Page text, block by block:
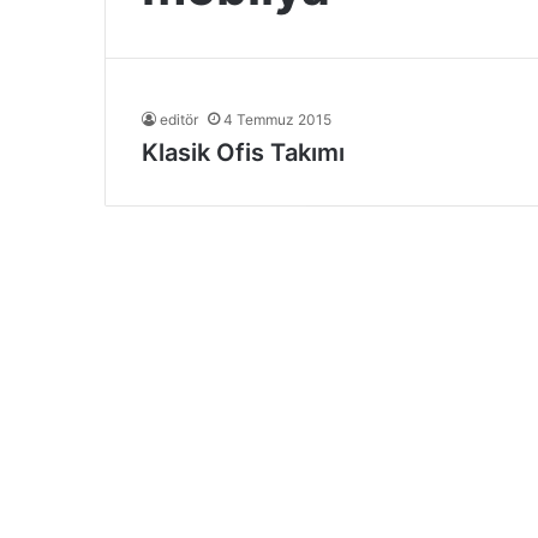
editör 4 Temmuz 2015
Klasik Ofis Takımı